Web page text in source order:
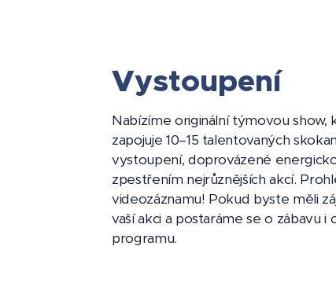
Vystoupení
Nabízíme originální týmovou show,
zapojuje 10–15 talentovaných
vystoupení, doprovázené
zpestřením nejrůznějších akcí.
videozáznamu! Pokud byste měli
vaší akci a postaráme se o zábavu i
programu.